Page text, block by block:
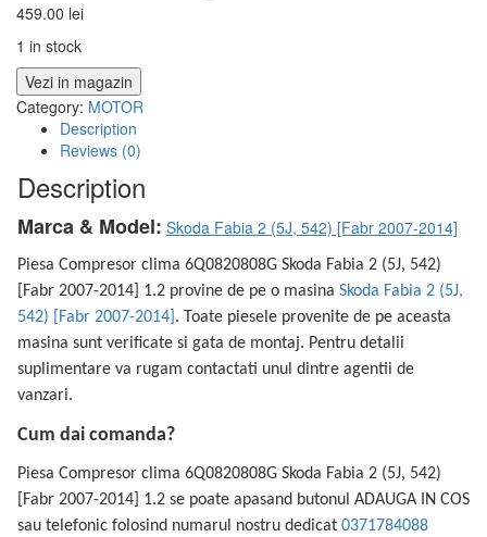
459.00 lei
1 in stock
Vezi in magazin
Category: MOTOR
Description
Reviews (0)
Description
Marca & Model: Skoda Fabia 2 (5J, 542) [Fabr 2007-2014]
Piesa Compresor clima 6Q0820808G Skoda Fabia 2 (5J, 542)
[Fabr 2007-2014] 1.2 provine de pe o masina Skoda Fabia 2 (5J,
542) [Fabr 2007-2014] . Toate piesele provenite de pe aceasta
masina sunt verificate si gata de montaj. Pentru detalii
suplimentare va rugam contactati unul dintre agentii de
vanzari.
Cum dai comanda?
Piesa Compresor clima 6Q0820808G Skoda Fabia 2 (5J, 542)
[Fabr 2007-2014] 1.2 se poate apasand butonul ADAUGA IN COS
sau telefonic folosind numarul nostru dedicat 0371784088